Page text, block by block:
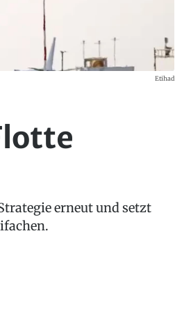
Etihad
erneut und setzt